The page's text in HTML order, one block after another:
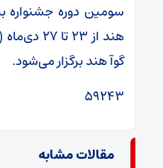
سومین دوره جشنواره
گوآ هند برگزار می‌شود.
59243
مقالات مشابه